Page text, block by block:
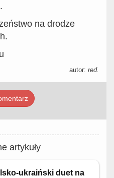
na drodze
autor: red.
artykuły
ukraiński duet na